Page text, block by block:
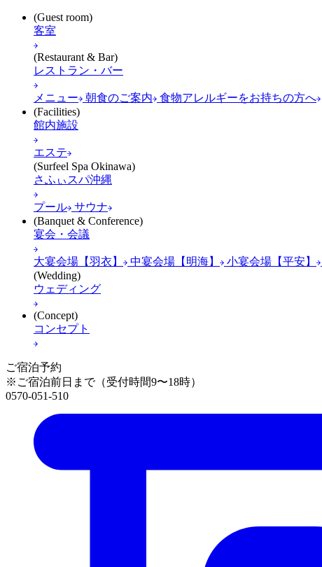
(Guest room)
客室
(Restaurant & Bar)
レストラン・バー
メニュー 朝食のご案内
食物アレルギーをお持ちの方へ
(Facilities)
館内施設
エステ
(Surfeel Spa Okinawa)
さふぃスパ沖縄
プール サウナ
(Banquet & Conference)
宴会・会議
大宴会場【羽衣】 中宴会場【明海】 小宴会場【平安】
(Wedding)
ウェディング
(Concept)
コンセプト
ご宿泊予約
※ご宿泊前日まで（受付時間9〜18時）
0570-051-510